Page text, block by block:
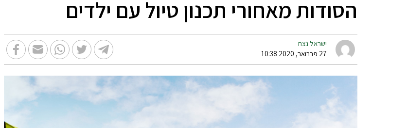
הסודות מאחורי תכנון טיול עם ילדים
ישראל נצח
27 פברואר, 2020 10:38